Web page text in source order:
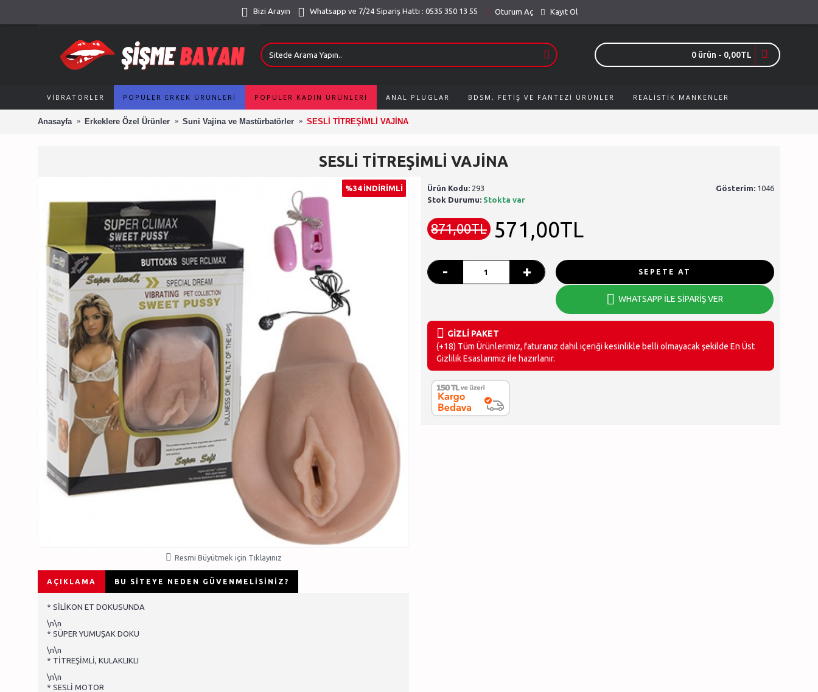
Bizi Arayın Whatsapp ve 7/24 Sipariş Hattı : 0535 350 13 55 Oturum Aç Kayıt Ol
0 ürün - 0,00TL
VIBRATÖRLER POPÜLER ERKEK ÜRÜNLERI POPÜLER KADIN ÜRÜNLERI ANAL PLUGLAR BDSM, FETIŞ VE FANTEZI ÜRÜNLER REALISTIK MANKENLER
Anasayfa Erkeklere Özel Ürünler Suni Vajina ve Mastürbatörler SESLİ TİTREŞİMLİ VAJİNA
SESLİ TİTREŞİMLİ VAJİNA
%34 İNDİRİMLİ
Resmi Büyütmek için Tıklayınız
AÇIKLAMA BU SITEYE NEDEN GÜVENMELISINIZ?
* SİLİKON ET DOKUSUNDA
\n\n
* SÜPER YUMUŞAK DOKU
\n\n
* TİTREŞİMLİ, KULAKLIKLI
\n\n
* SESLİ MOTOR
Gösterim: 1046
Ürün Kodu: 293
Stok Durumu: Stokta var
871,00TL 571,00TL
- + SEPETE AT
WHATSAPP İLE SİPARİŞ VER
GİZLİ PAKET
(+18) Tüm Ürünlerimiz, faturanız dahil içeriği kesinlikle belli olmayacak şekilde En Üst
Gizlilik Esaslarımız ile hazırlanır.